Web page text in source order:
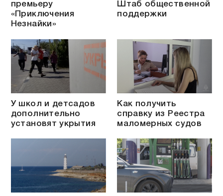
премьеру
«Приключения
Незнайки»
Штаб общественной
поддержки
У школ и детсадов
дополнительно
установят укрытия
Как получить
справку из Реестра
маломерных судов